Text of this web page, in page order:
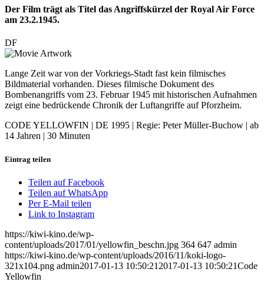
Der Film trägt als Titel das Angriffskürzel der Royal Air Force
am 23.2.1945.
DF
Lange Zeit war von der Vorkriegs-Stadt fast kein filmisches
Bildmaterial vorhanden. Dieses filmische Dokument des
Bombenangriffs vom 23. Februar 1945 mit historischen Aufnahmen
zeigt eine bedrückende Chronik der Luftangriffe auf Pforzheim.
CODE YELLOWFIN | DE 1995 | Regie: Peter Müller-Buchow | ab
14 Jahren | 30 Minuten
Eintrag teilen
Teilen auf Facebook
Teilen auf WhatsApp
Per E-Mail teilen
Link to Instagram
https://kiwi-kino.de/wp-
content/uploads/2017/01/yellowfin_beschn.jpg 364 647 admin
https://kiwi-kino.de/wp-content/uploads/2016/11/koki-logo-
321x104.png admin2017-01-13 10:50:21 2017-01-13 10:50:21Code
Yellowfin